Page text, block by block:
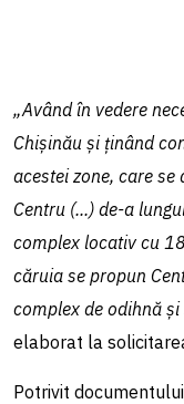
„Având în vedere
Chișinău și ținând
acestei zone, care
Centru (...) de-a
complex locativ cu
căruia se propun
complex de odihnă
elaborat la
Potrivit